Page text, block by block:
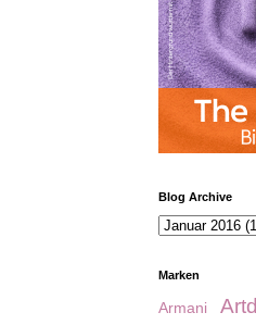
Blog Archive
Marken
Armani